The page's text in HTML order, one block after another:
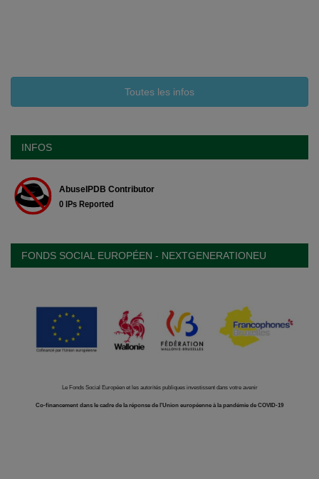
Toutes les infos
INFOS
FONDS SOCIAL EUROPÉEN - NEXTGENERATIONEU
Le Fonds Social Européen et les autorités publiques investissent dans votre avenir
Co-financement dans le cadre de la réponse de l'Union européenne à la pandémie de COVID-19